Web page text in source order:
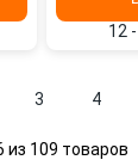
12
3 4
из 109 товаров